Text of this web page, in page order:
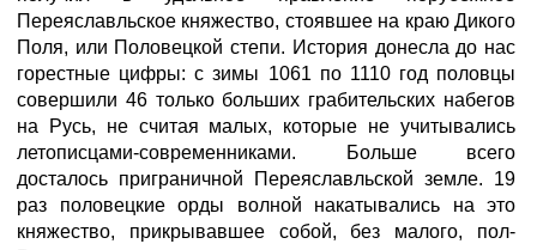
Переяславльское княжество, стоявшее на краю Дикого
Поля, или Половецкой степи. История донесла до нас
горестные цифры: с зимы 1061 по 1110 год половцы
совершили 46 только больших грабительских набегов
на Русь, не считая малых, которые не учитывались
летописцами-современниками. Больше всего
досталось приграничной Переяславльской земле. 19
раз половецкие орды волной накатывались на это
княжество, прикрывавшее собой, без малого, пол-